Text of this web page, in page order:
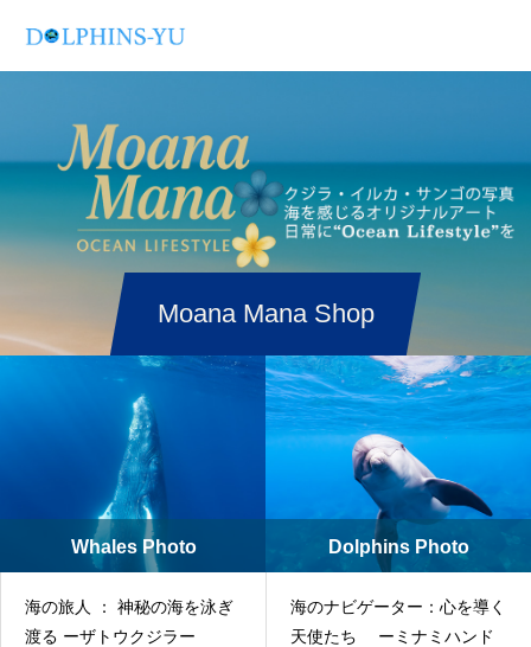
Moana Mana Shop
Whales Photo
海の旅人 ： 神秘の海を泳ぎ
渡る ーザトウクジラー
Dolphins Photo
海のナビゲーター：心を導く
天使たち ーミナミハンド